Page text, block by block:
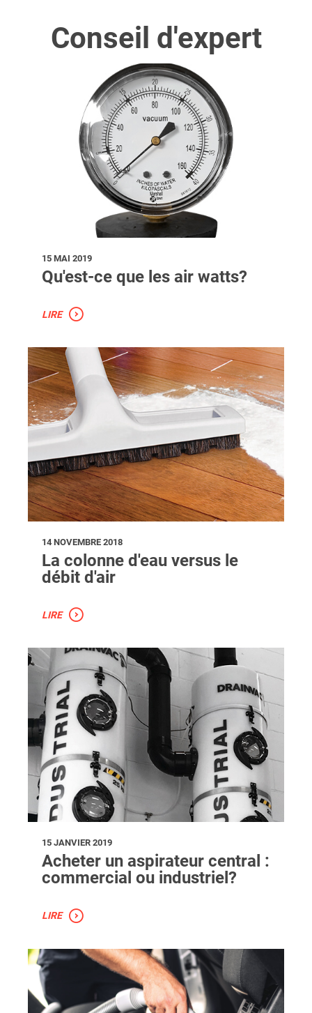
Conseil d'expert
15 MAI 2019
Qu'est-ce que les air watts?
LIRE
14 NOVEMBRE 2018
La colonne d'eau versus le
débit d'air
LIRE
15 JANVIER 2019
Acheter un aspirateur central :
commercial ou industriel?
LIRE